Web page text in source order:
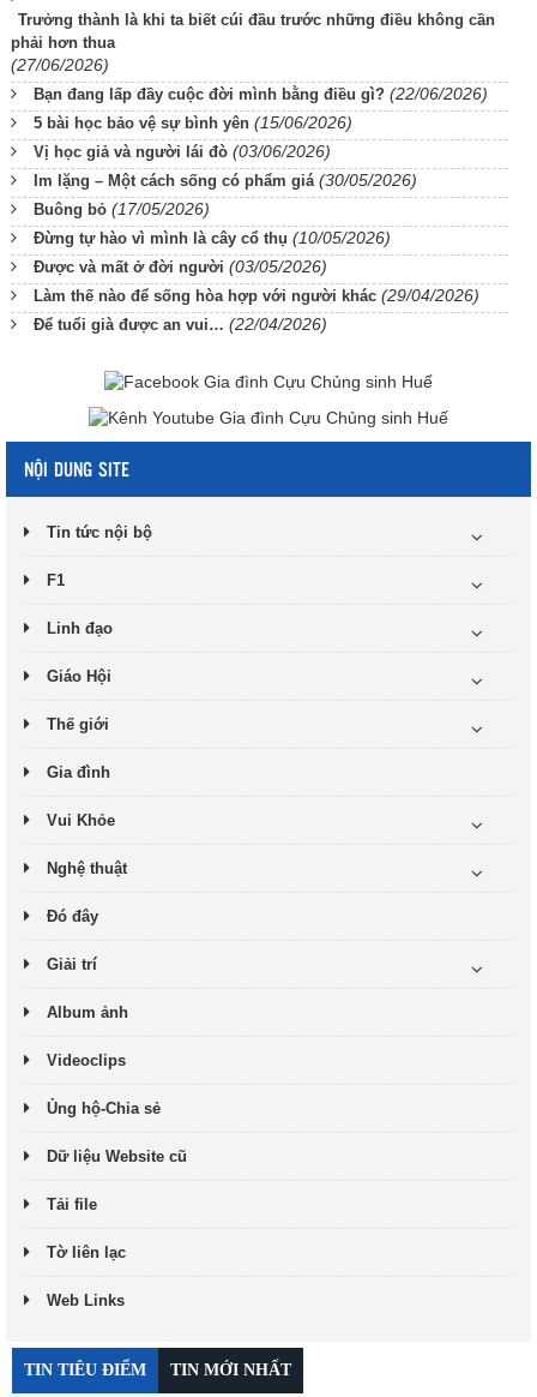
Trưởng thành là khi ta biết cúi đầu trước những điều không cần
phải hơn thua
(27/06/2026)
Bạn đang lấp đầy cuộc đời mình bằng điều gì? (22/06/2026)
5 bài học bảo vệ sự bình yên (15/06/2026)
Vị học giả và người lái đò (03/06/2026)
Im lặng – Một cách sống có phẩm giá (30/05/2026)
Buông bỏ (17/05/2026)
Đừng tự hào vì mình là cây cổ thụ (10/05/2026)
Được và mất ở đời người (03/05/2026)
Làm thế nào để sống hòa hợp với người khác (29/04/2026)
Để tuổi già được an vui… (22/04/2026)
NỘI DUNG SITE
Tin tức nội bộ
F1
Linh đạo
Giáo Hội
Thế giới
Gia đình
Vui Khỏe
Nghệ thuật
Đó đây
Giải trí
Album ảnh
Videoclips
Ủng hộ-Chia sẻ
Dữ liệu Website cũ
Tải file
Tờ liên lạc
Web Links
TIN TIÊU ĐIỂM TIN MỚI NHẤT